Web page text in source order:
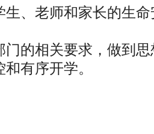
生、老师和家长的生
门的相关要求，做到
有序开学。